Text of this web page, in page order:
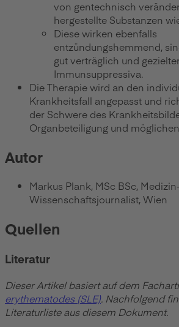
von gentechnisch
hergestellte Substanzen
Diese wirken ebenfalls
entzündungshemmend,
gut verträglich und
Immunsuppressiva.
Die Therapie wird an den
Krankheitsfall angepasst und
der Schwere des
Organbeteiligung und
Autor
Markus Plank, MSc BSc,
Wissenschaftsjournalist, Wien
Quellen
Literatur
Dieser Artikel basiert auf dem
erythematodes (SLE). Nachfolgend
Literaturliste aus diesem Dokument.